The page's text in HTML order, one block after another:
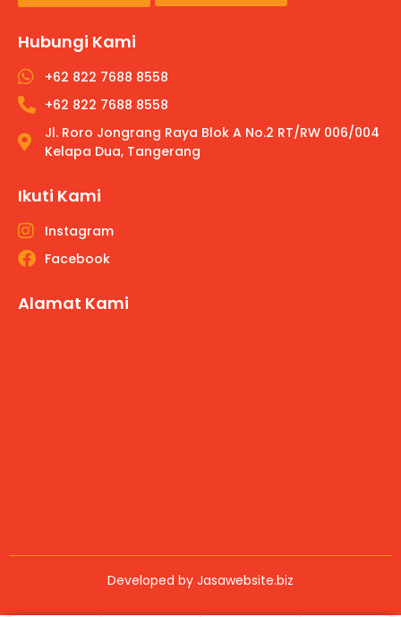
Hubungi Kami
+62 822 7688 8558
+62 822 7688 8558
Jl. Roro Jongrang Raya Blok A No.2 RT/RW 006/004
Kelapa Dua, Tangerang
Ikuti Kami
Instagram
Facebook
Alamat Kami
Developed by Jasawebsite.biz